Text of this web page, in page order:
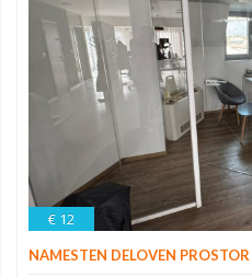
€ 12
NAMESTEN DELOVEN